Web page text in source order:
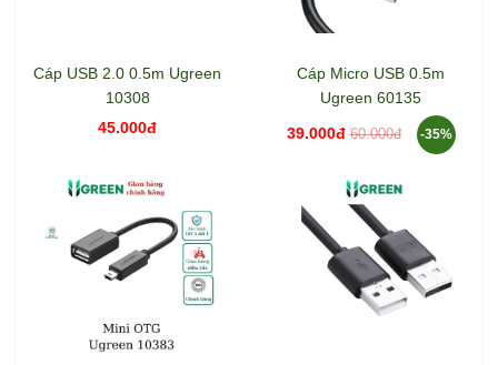
Cáp USB 2.0 0.5m Ugreen
10308
45.000đ
Cáp Micro USB 0.5m
Ugreen 60135
39.000đ 60.000đ -35%